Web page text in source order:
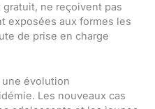
ne reçoivent pas
exposées aux formes les
de prise en charge
évolution
Les nouveaux cas